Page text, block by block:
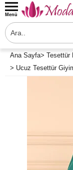
Menü
Ana Sayfa> Tesettür
> Ucuz Tesettür